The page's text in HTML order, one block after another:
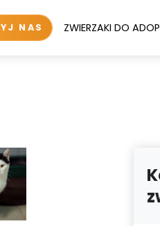
NAS ZWIERZAKI DO